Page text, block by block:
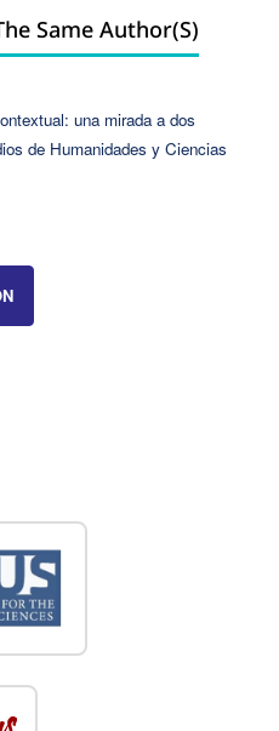
Same Author(s)
una mirada a dos
de Humanidades y Ciencias